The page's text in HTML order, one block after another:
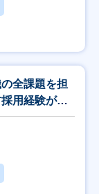
全課題を担
用経験が積